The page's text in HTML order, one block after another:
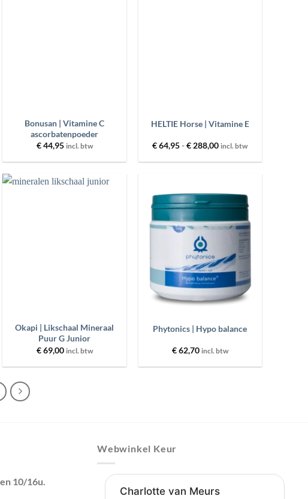
Bonusan | Vitamine C
ascorbatenpoeder
€44,95 incl. btw
HELTIE Horse | Vitamine E
€64,95-€ 288,00Prijsklasse:
tot
incl. btw
Okapi | Likschaal Mineraal
Puur G Junior
€69,00 incl. btw
Toevoegen
wenslijst
Phytonics | Hypo balance
€62,70 incl. btw
10/16u.
Webwinkel Keur